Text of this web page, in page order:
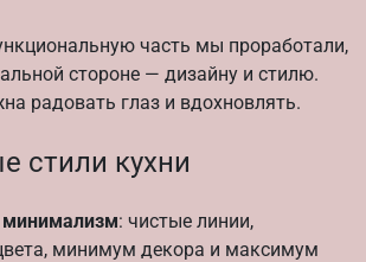
часть мы проработали,
стороне — дизайну и стилю.
радовать глаз и вдохновлять.
стили кухни
: чистые линии,
минимум декора и максимум